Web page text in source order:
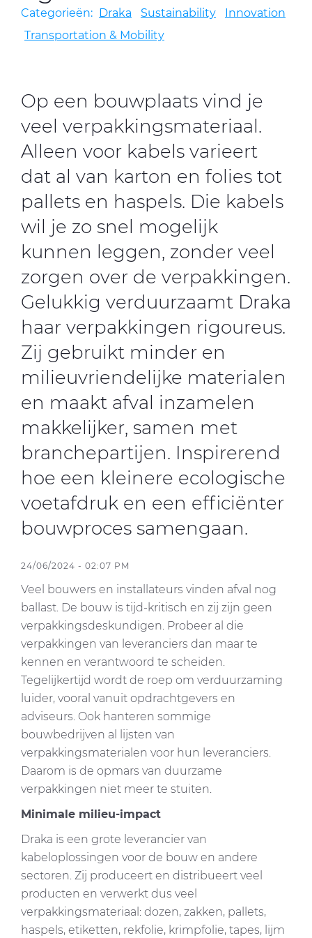
CableApp
DOWNLOADS
CONTACT
MEDIA
Categorieën: Draka Sustainability
Innovation
Transportation & Mobility
Op een bouwplaats vind je
veel verpakkingsmateriaal.
Alleen voor kabels varieert
dat al van karton en folies tot
pallets en haspels. Die kabels
wil je zo snel mogelijk
kunnen leggen, zonder veel
zorgen over de verpakkingen.
Gelukkig verduurzaamt Draka
haar verpakkingen rigoureus.
Zij gebruikt minder en
milieuvriendelijke materialen
en maakt afval inzamelen
makkelijker, samen met
branchepartijen. Inspirerend
hoe een kleinere ecologische
voetafdruk en een efficiënter
bouwproces samengaan.
24/06/2024 - 02:07 PM
Veel bouwers en installateurs vinden afval nog
ballast. De bouw is tijd-kritisch en zij zijn geen
verpakkingsdeskundigen. Probeer al die
verpakkingen van leveranciers dan maar te
kennen en verantwoord te scheiden.
Tegelijkertijd wordt de roep om verduurzaming
luider, vooral vanuit opdrachtgevers en
adviseurs. Ook hanteren sommige
bouwbedrijven al lijsten van
verpakkingsmaterialen voor hun leveranciers.
Daarom is de opmars van duurzame
verpakkingen niet meer te stuiten.
Minimale milieu-impact
Draka is een grote leverancier van
kabeloplossingen voor de bouw en andere
sectoren. Zij produceert en distribueert veel
producten en verwerkt dus veel
verpakkingsmateriaal: dozen, zakken, pallets,
haspels, etiketten, rekfolie, krimpfolie, tapes, lijm